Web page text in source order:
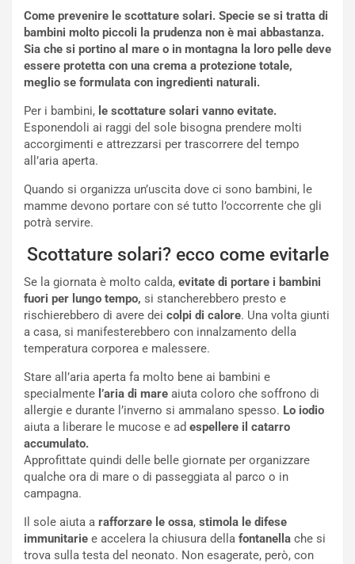
Come prevenire le scottature solari. Specie se si tratta di
bambini molto piccoli la prudenza non è mai abbastanza.
Sia che si portino al mare o in montagna la loro pelle deve
essere protetta con una crema a protezione totale,
meglio se formulata con ingredienti naturali.
Per i bambini, le scottature solari vanno evitate.
Esponendoli ai raggi del sole bisogna prendere molti
accorgimenti e attrezzarsi per trascorrere del tempo
all’aria aperta.
Quando si organizza un’uscita dove ci sono bambini, le
mamme devono portare con sé tutto l’occorrente che gli
potrà servire.
Scottature solari? ecco come evitarle
Se la giornata è molto calda, evitate di portare i bambini
fuori per lungo tempo, si stancherebbero presto e
rischierebbero di avere dei colpi di calore. Una volta giunti
a casa, si manifesterebbero con innalzamento della
temperatura corporea e malessere.
Stare all’aria aperta fa molto bene ai bambini e
specialmente l’aria di mare aiuta coloro che soffrono di
allergie e durante l’inverno si ammalano spesso. Lo iodio
aiuta a liberare le mucose e ad espellere il catarro
accumulato.
Approfittate quindi delle belle giornate per organizzare
qualche ora di mare o di passeggiata al parco o in
campagna.
Il sole aiuta a rafforzare le ossa, stimola le difese
immunitarie e accelera la chiusura della fontanella che si
trova sulla testa del neonato. Non esagerate, però, con